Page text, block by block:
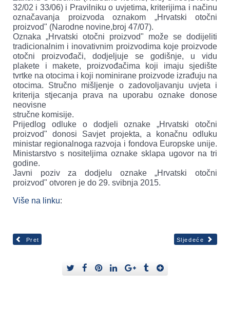
32/02 i 33/06) i Pravilniku o uvjetima, kriterijima i načinu
označavanja proizvoda oznakom „Hrvatski otočni
proizvod" (Narodne novine,broj 47/07).
Oznaka „Hrvatski otočni proizvod" može se dodijeliti
tradicionalnim i inovativnim proizvodima koje proizvode
otočni proizvođači, dodjeljuje se godišnje, u vidu
plakete i makete, proizvođačima koji imaju sjedište
tvrtke na otocima i koji nominirane proizvode izrađuju na
otocima. Stručno mišljenje o zadovoljavanju uvjeta i
kriterija stjecanja prava na uporabu oznake donose
neovisne
stručne komisije.
Prijedlog odluke o dodjeli oznake „Hrvatski otočni
proizvod" donosi Savjet projekta, a konačnu odluku
ministar regionalnoga razvoja i fondova Europske unije.
Ministarstvo s nositeljima oznake sklapa ugovor na tri
godine.
Javni poziv za dodjelu oznake „Hrvatski otočni
proizvod" otvoren je do 29. svibnja 2015.
Više na linku:
Pret Sljedeće